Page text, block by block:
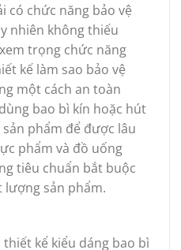
có chức năng bảo vệ
nhiên không thiếu
trọng chức năng
kế làm sao bảo vệ
một cách an toàn
bao bì kín hoặc hút
phẩm để được lâu
phẩm và đồ uống
tiêu chuẩn bắt buộc
lượng sản phẩm.
kể kiểu dáng bao bì